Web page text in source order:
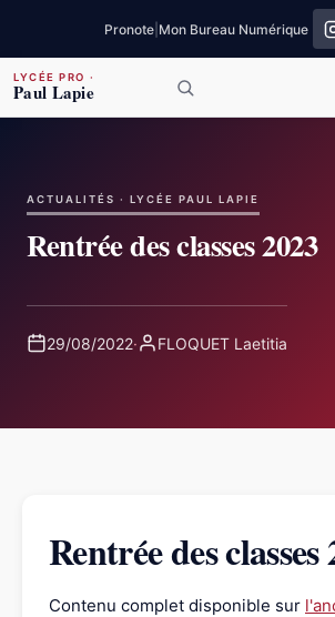
Pronote Mon Bureau Numérique
LYCÉE PRO ·
Paul Lapie
ACTUALITÉS · LYCÉE PAUL LAPIE
Rentrée des classes 2023
29/08/2022· FLOQUET Laetitia
Rentrée des classes
Contenu complet disponible sur